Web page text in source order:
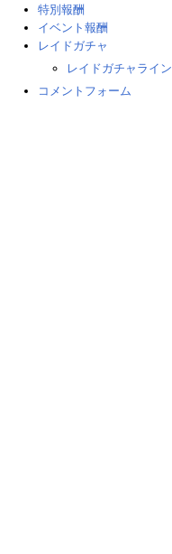
特別報酬
イベント報酬
レイドガチャ
レイドガチャライ
コメントフォーム